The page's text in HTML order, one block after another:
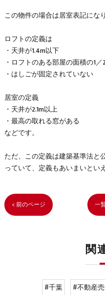
この物件の場合は居室表記にな
ロフトの定義は
・天井が1.4m以下
・ロフトのある部屋の面積の1／
・はしごが固定されていない
居室の定義
・天井が2.1m以上
・最高の取れる窓がある
などです。
ただ、この定義は建築基準法と
っていて、定義もあいまいとい
< 前のページ 一
関
#千葉 #不動産